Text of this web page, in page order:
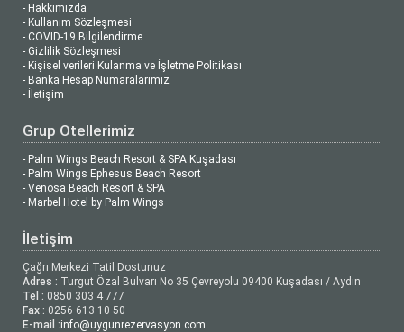
- Hakkımızda
- Kullanım Sözleşmesi
- COVID-19 Bilgilendirme
- Gizlilik Sözleşmesi
- Kişisel verileri Kulanma ve İşletme Politikası
- Banka Hesap Numaralarımız
- İletişim
Grup Otellerimiz
- Palm Wings Beach Resort & SPA Kuşadası
- Palm Wings Ephesus Beach Resort
- Venosa Beach Resort & SPA
- Marbel Hotel by Palm Wings
İletişim
Çağrı Merkezi Tatil Dostunuz
Adres : Turgut Özal Bulvarı No 35 Çevreyolu 09400 Kuşadası / Aydın
Tel : 0850 303 4 777
Fax : 0256 613 10 50
E-mail :info@uygunrezervasyon.com